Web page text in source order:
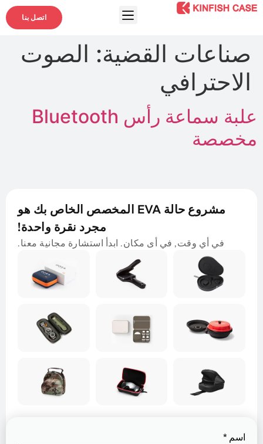
اتصل بنا
صناعات القضية: الصوت
الاحترافي
علبة سماعة رأس Bluetooth
مخصصة
اسم *
مشروع حالة EVA المخصص الخاص بك هو
مجرد نقرة واحدة!
في أي وقت, في أى مكان. ابدأ استشارة مجانية معنا.